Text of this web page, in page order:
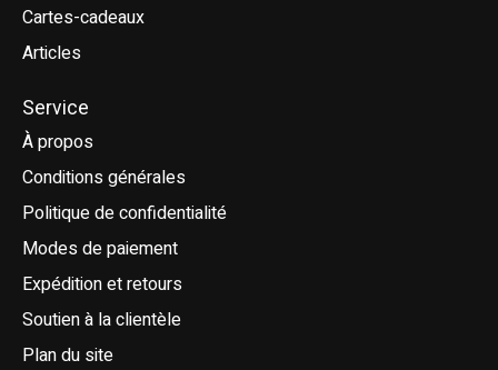
Cartes-cadeaux
Articles
Service
À propos
Conditions générales
Politique de confidentialité
Modes de paiement
Expédition et retours
Soutien à la clientèle
Plan du site